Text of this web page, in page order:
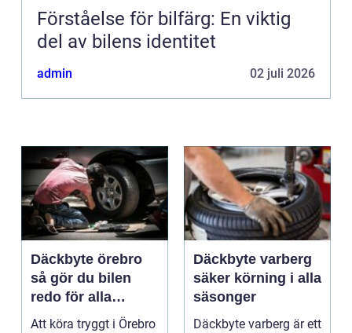
Förståelse för bilfärg: En viktig
del av bilens identitet
admin 02 juli 2026
Däckbyte örebro
så gör du bilen
redo för alla
årstider
Att köra tryggt i Örebro
Däckbyte varberg
säker körning i alla
säsonger
Däckbyte varberg är ett